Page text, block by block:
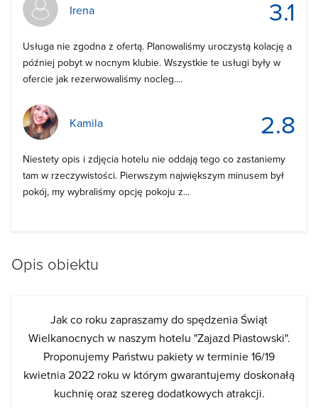
3.1
Irena
Usługa nie zgodna z ofertą. Planowaliśmy uroczystą kolację a
później pobyt w nocnym klubie. Wszystkie te usługi były w
ofercie jak rezerwowaliśmy nocleg....
2.8
Kamila
Niestety opis i zdjęcia hotelu nie oddają tego co zastaniemy
tam w rzeczywistości. Pierwszym największym minusem był
pokój, my wybraliśmy opcję pokoju z...
Opis obiektu
Jak co roku zapraszamy do spędzenia Świąt
Wielkanocnych w naszym hotelu "Zajazd Piastowski".
Proponujemy Państwu pakiety w terminie 16/19
kwietnia 2022 roku w którym gwarantujemy doskonałą
kuchnię oraz szereg dodatkowych atrakcji.